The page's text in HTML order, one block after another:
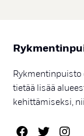
Rykmentinpuisto
tietää lisää
kehittämiseksi,